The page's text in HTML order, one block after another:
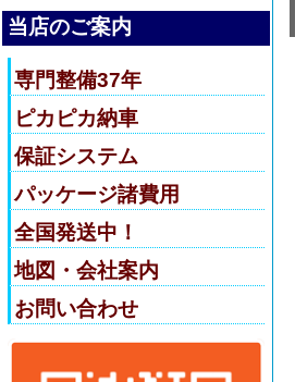
当店のご案内
専門整備37年
ピカピカ納車
保証システム
パッケージ諸費用
全国発送中！
地図・会社案内
お問い合わせ